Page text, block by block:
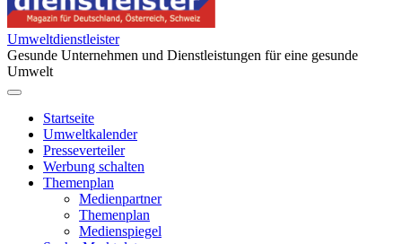
Umweltdienstleister
Gesunde Unternehmen und Dienstleistungen für eine gesunde
Umwelt
Startseite
Umweltkalender
Presseverteiler
Werbung schalten
Themenplan
Medienpartner
Themenplan
Medienspiegel